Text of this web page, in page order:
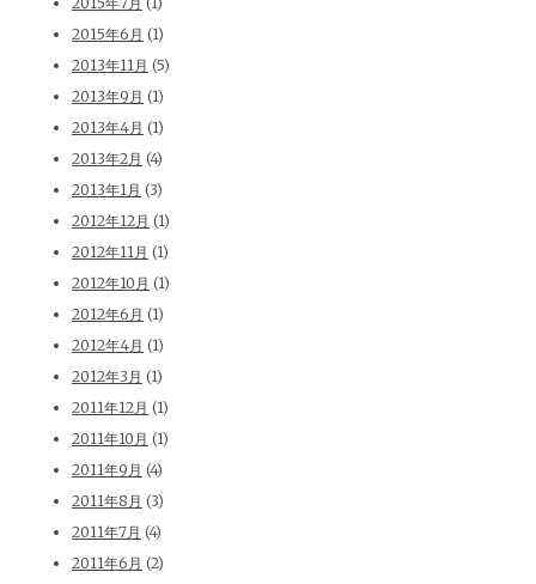
2015年6月 (1)
2013年11月 (5)
2013年9月 (1)
2013年4月 (1)
2013年2月 (4)
2013年1月 (3)
2012年12月 (1)
2012年11月 (1)
2012年10月 (1)
2012年6月 (1)
2012年4月 (1)
2012年3月 (1)
2011年12月 (1)
2011年10月 (1)
2011年9月 (4)
2011年8月 (3)
2011年7月 (4)
2011年6月 (2)